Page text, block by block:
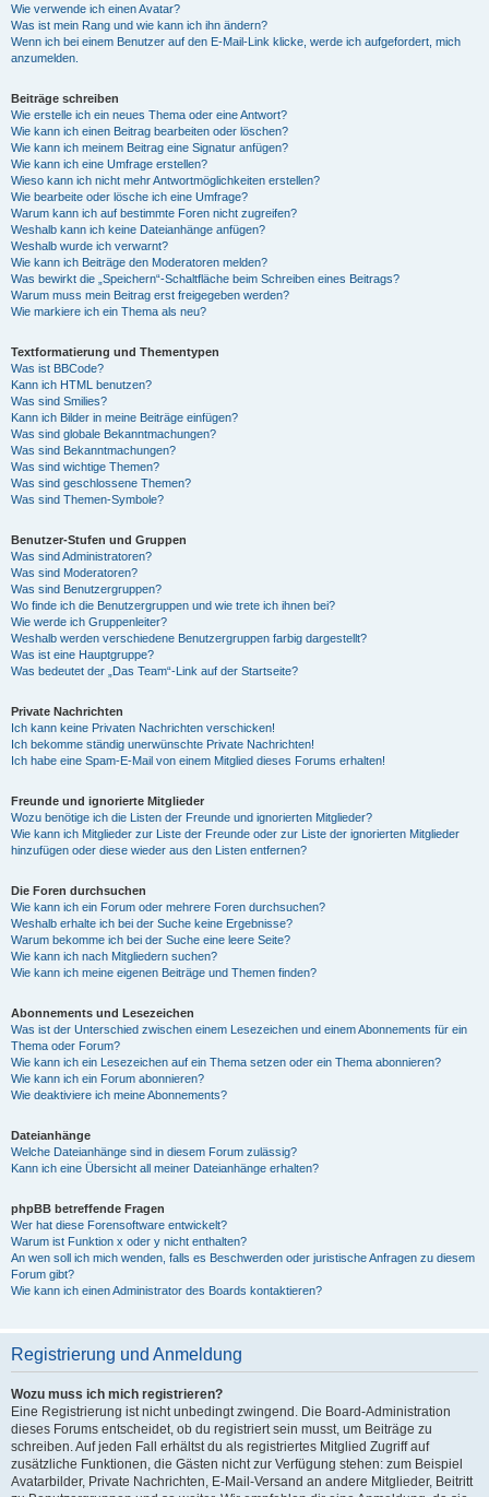
Wie verwende ich einen Avatar?
Was ist mein Rang und wie kann ich ihn ändern?
Wenn ich bei einem Benutzer auf den E-Mail-Link klicke, werde ich aufgefordert, mich
anzumelden.
Beiträge schreiben
Wie erstelle ich ein neues Thema oder eine Antwort?
Wie kann ich einen Beitrag bearbeiten oder löschen?
Wie kann ich meinem Beitrag eine Signatur anfügen?
Wie kann ich eine Umfrage erstellen?
Wieso kann ich nicht mehr Antwortmöglichkeiten erstellen?
Wie bearbeite oder lösche ich eine Umfrage?
Warum kann ich auf bestimmte Foren nicht zugreifen?
Weshalb kann ich keine Dateianhänge anfügen?
Weshalb wurde ich verwarnt?
Wie kann ich Beiträge den Moderatoren melden?
Was bewirkt die „Speichern“-Schaltfläche beim Schreiben eines Beitrags?
Warum muss mein Beitrag erst freigegeben werden?
Wie markiere ich ein Thema als neu?
Textformatierung und Thementypen
Was ist BBCode?
Kann ich HTML benutzen?
Was sind Smilies?
Kann ich Bilder in meine Beiträge einfügen?
Was sind globale Bekanntmachungen?
Was sind Bekanntmachungen?
Was sind wichtige Themen?
Was sind geschlossene Themen?
Was sind Themen-Symbole?
Benutzer-Stufen und Gruppen
Was sind Administratoren?
Was sind Moderatoren?
Was sind Benutzergruppen?
Wo finde ich die Benutzergruppen und wie trete ich ihnen bei?
Wie werde ich Gruppenleiter?
Weshalb werden verschiedene Benutzergruppen farbig dargestellt?
Was ist eine Hauptgruppe?
Was bedeutet der „Das Team“-Link auf der Startseite?
Private Nachrichten
Ich kann keine Privaten Nachrichten verschicken!
Ich bekomme ständig unerwünschte Private Nachrichten!
Ich habe eine Spam-E-Mail von einem Mitglied dieses Forums erhalten!
Freunde und ignorierte Mitglieder
Wozu benötige ich die Listen der Freunde und ignorierten Mitglieder?
Wie kann ich Mitglieder zur Liste der Freunde oder zur Liste der ignorierten Mitglieder
hinzufügen oder diese wieder aus den Listen entfernen?
Die Foren durchsuchen
Wie kann ich ein Forum oder mehrere Foren durchsuchen?
Weshalb erhalte ich bei der Suche keine Ergebnisse?
Warum bekomme ich bei der Suche eine leere Seite?
Wie kann ich nach Mitgliedern suchen?
Wie kann ich meine eigenen Beiträge und Themen finden?
Abonnements und Lesezeichen
Was ist der Unterschied zwischen einem Lesezeichen und einem Abonnements für ein
Thema oder Forum?
Wie kann ich ein Lesezeichen auf ein Thema setzen oder ein Thema abonnieren?
Wie kann ich ein Forum abonnieren?
Wie deaktiviere ich meine Abonnements?
Dateianhänge
Welche Dateianhänge sind in diesem Forum zulässig?
Kann ich eine Übersicht all meiner Dateianhänge erhalten?
phpBB betreffende Fragen
Wer hat diese Forensoftware entwickelt?
Warum ist Funktion x oder y nicht enthalten?
An wen soll ich mich wenden, falls es Beschwerden oder juristische Anfragen zu diesem
Forum gibt?
Wie kann ich einen Administrator des Boards kontaktieren?
Registrierung und Anmeldung
Wozu muss ich mich registrieren?
Eine Registrierung ist nicht unbedingt zwingend. Die Board-Administration
dieses Forums entscheidet, ob du registriert sein musst, um Beiträge zu
schreiben. Auf jeden Fall erhältst du als registriertes Mitglied Zugriff auf
zusätzliche Funktionen, die Gästen nicht zur Verfügung stehen: zum Beispiel
Avatarbilder, Private Nachrichten, E-Mail-Versand an andere Mitglieder, Beitritt